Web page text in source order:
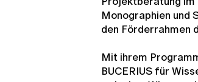
Monographien und
den Förderrahmen
Mit ihrem
BUCERIUS für